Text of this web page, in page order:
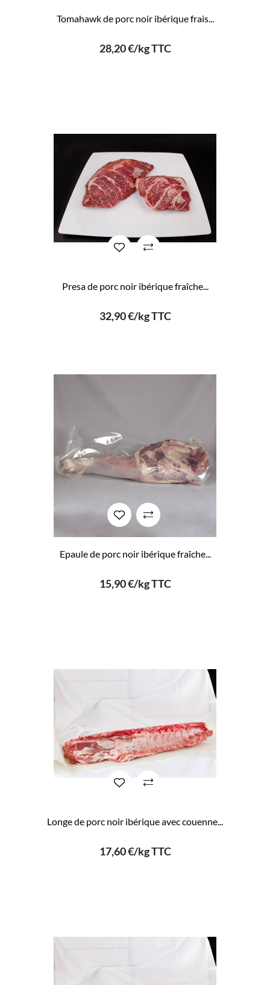
Tomahawk de porc noir ibérique frais...
28,20 €/kg TTC
Presa de porc noir ibérique fraîche...
32,90 €/kg TTC
Epaule de porc noir ibérique fraîche...
15,90 €/kg TTC
Longe de porc noir ibérique avec couenne...
17,60 €/kg TTC